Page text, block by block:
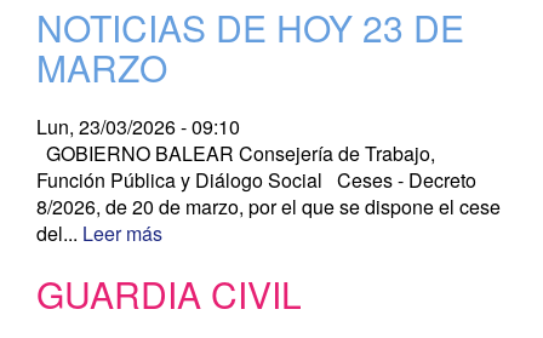
NOTICIAS DE HOY 23 DE
MARZO
Lun, 23/03/2026 - 09:10
GOBIERNO BALEAR Consejería de Trabajo,
Función Pública y Diálogo Social Ceses - Decreto
8/2026, de 20 de marzo, por el que se dispone el cese
del... Leer más
GUARDIA CIVIL